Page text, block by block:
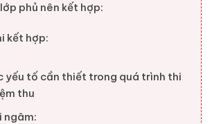
phủ nên kết hợp:
kết hợp:
yếu tố cần thiết trong quá trình thi
thu
ngâm: